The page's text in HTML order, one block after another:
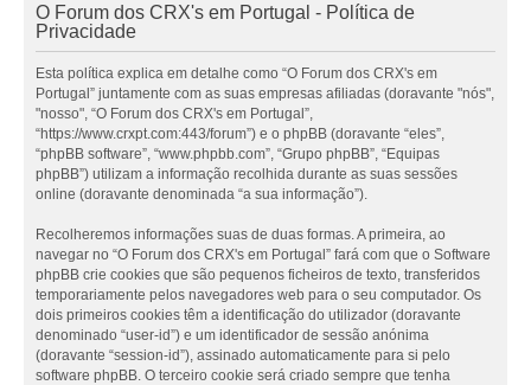
O Forum dos CRX's em Portugal - Política de
Privacidade
Esta política explica em detalhe como “O Forum dos CRX's em
Portugal” juntamente com as suas empresas afiliadas (doravante "nós",
"nosso", “O Forum dos CRX's em Portugal”,
“https://www.crxpt.com:443/forum”) e o phpBB (doravante “eles”,
“phpBB software”, “www.phpbb.com”, “Grupo phpBB”, “Equipas
phpBB”) utilizam a informação recolhida durante as suas sessões
online (doravante denominada “a sua informação”).
Recolheremos informações suas de duas formas. A primeira, ao
navegar no “O Forum dos CRX's em Portugal” fará com que o Software
phpBB crie cookies que são pequenos ficheiros de texto, transferidos
temporariamente pelos navegadores web para o seu computador. Os
dois primeiros cookies têm a identificação do utilizador (doravante
denominado “user-id”) e um identificador de sessão anónima
(doravante “session-id”), assinado automaticamente para si pelo
software phpBB. O terceiro cookie será criado sempre que tenha